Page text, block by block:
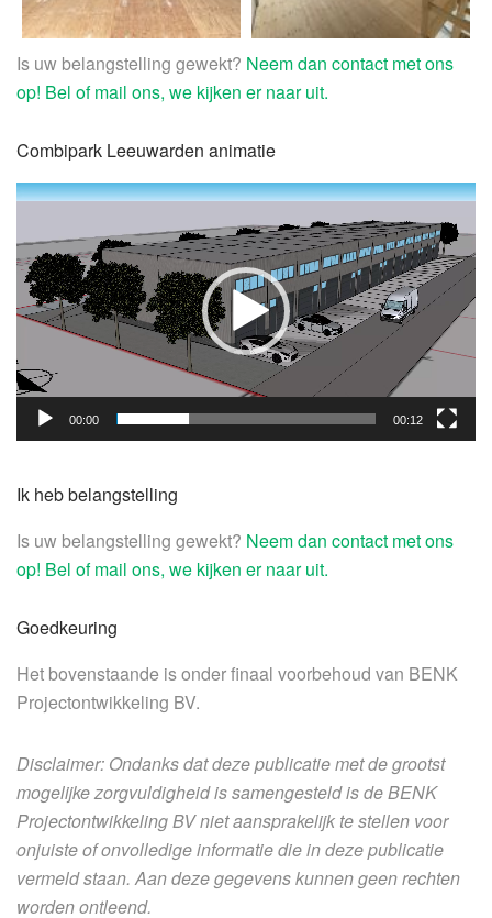
Is uw belangstelling gewekt? Neem dan contact met ons
op! Bel of mail ons, we kijken er naar uit.
Combipark Leeuwarden animatie
Videospeler
00:00 00:12
Ik heb belangstelling
Is uw belangstelling gewekt? Neem dan contact met ons
op! Bel of mail ons, we kijken er naar uit.
Goedkeuring
Het bovenstaande is onder finaal voorbehoud van BENK
Projectontwikkeling BV.
Disclaimer: Ondanks dat deze publicatie met de grootst
mogelijke zorgvuldigheid is samengesteld is de BENK
Projectontwikkeling BV niet aansprakelijk te stellen voor
onjuiste of onvolledige informatie die in deze publicatie
vermeld staan. Aan deze gegevens kunnen geen rechten
worden ontleend.